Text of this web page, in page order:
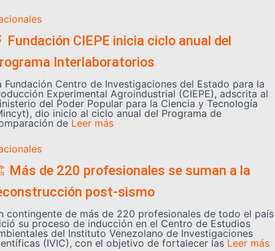
Fundación CIEPE inicia ciclo anual del
Interlaboratorios
Fundación Centro de Investigaciones del Estado para la
Experimental Agroindustrial (CIEPE), adscrita al
del Poder Popular para la Ciencia y Tecnología
dio inicio al ciclo anual del Programa de
de Leer más
de 220 profesionales se suman a la
post-sismo
contingente de más de 220 profesionales de todo el país
su proceso de inducción en el Centro de Estudios
del Instituto Venezolano de Investigaciones
(IVIC), con el objetivo de fortalecer las Leer más